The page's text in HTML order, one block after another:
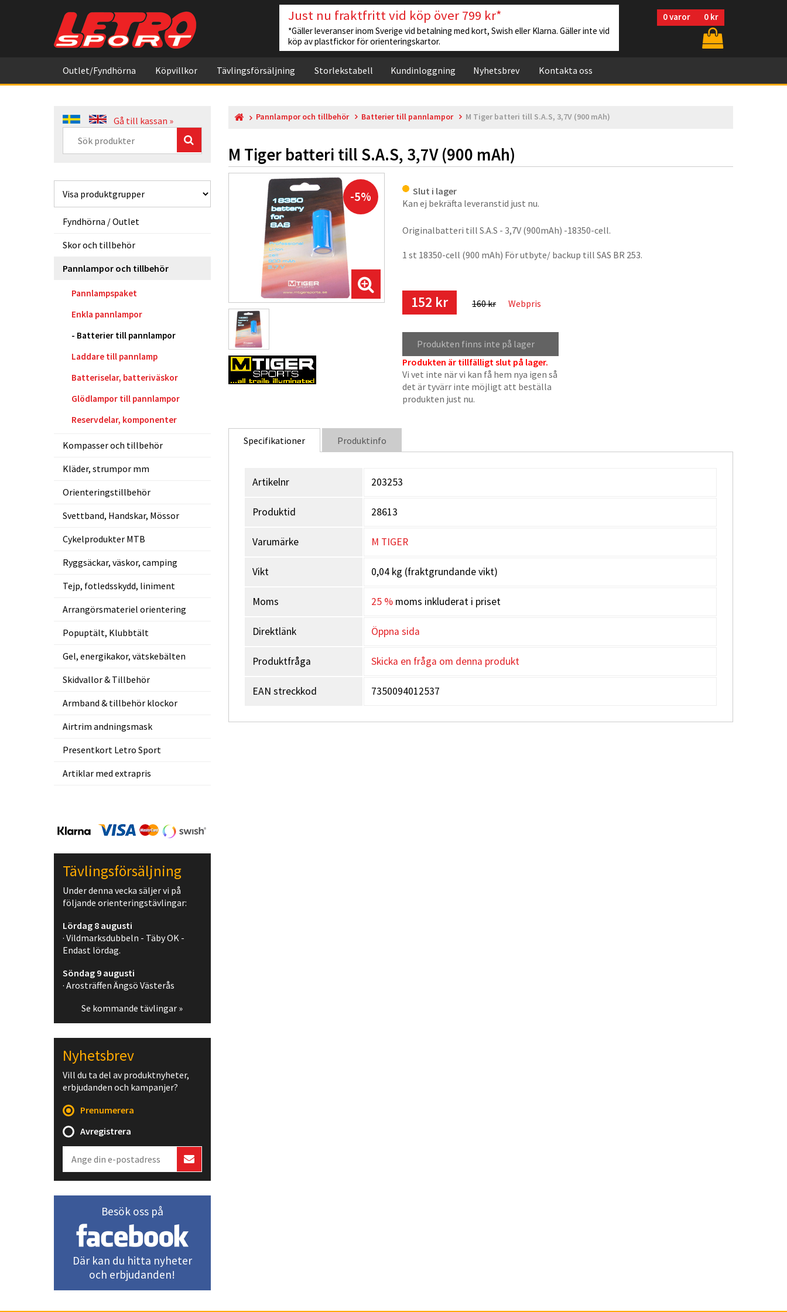
0varor 0 kr
Just nu fraktfritt vid köp över 799 kr*
*Gäller leveranser inom Sverige vid betalning med kort, Swish eller Klarna. Gäller inte vid
köp av plastfickor för orienteringskartor.
Outlet/Fyndhörna Köpvillkor Tävlingsförsäljning Storlekstabell Kundinloggning Nyhetsbrev Kontakta oss
Gå till kassan »
Fyndhörna / Outlet
Skor och tillbehör
Pannlampor och tillbehör
Pannlampspaket
Enkla pannlampor
Batterier till pannlampor
Laddare till pannlamp
Batteriselar, batteriväskor
Glödlampor till pannlampor
Reservdelar, komponenter
Kompasser och tillbehör
Kläder, strumpor mm
Orienteringstillbehör
Svettband, Handskar, Mössor
Cykelprodukter MTB
Ryggsäckar, väskor, camping
Tejp, fotledsskydd, liniment
Arrangörsmateriel orientering
Popuptält, Klubbtält
Gel, energikakor, vätskebälten
Skidvallor & Tillbehör
Armband & tillbehör klockor
Airtrim andningsmask
Presentkort Letro Sport
Artiklar med extrapris
Pannlampor och tillbehör Batterier till pannlampor M Tiger batteri till S.A.S, 3,7V (900 mAh)
M Tiger batteri till S.A.S, 3,7V (900 mAh)
-5%
Slut i lager
Kan ej bekräfta leveranstid just nu.
Originalbatteri till S.A.S - 3,7V (900mAh) -18350-cell.
1 st 18350-cell (900 mAh) För utbyte/ backup till SAS BR 253.
152 kr 160 kr Webpris
Produkten finns inte på lager
Produkten är tillfälligt slut på lager.
Vi vet inte när vi kan få hem nya igen så
det är tyvärr inte möjligt att beställa
produkten just nu.
Specifikationer Produktinfo
Artikelnr 203253
Produktid 28613
Varumärke M TIGER
Vikt 0,04 kg (fraktgrundande vikt)
Moms 25 %moms inkluderat i priset
Direktlänk Öppna sida
Produktfråga Skicka en fråga om denna produkt
EAN streckkod 7350094012537
Tävlingsförsäljning
Under denna vecka säljer vi på
följande orienteringstävlingar:
Lördag 8 augusti
· Vildmarksdubbeln - Täby OK -
Endast lördag.
Söndag 9 augusti
· Arosträffen Ängsö Västerås
Se kommande tävlingar »
Nyhetsbrev
Vill du ta del av produktnyheter,
erbjudanden och kampanjer?
Prenumerera
Avregistrera
Besök oss på
Där kan du hitta nyheter
och erbjudanden!